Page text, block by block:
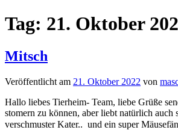
Tag: 21. Oktober
Mitsch
Veröffentlicht am 21. Oktober 2022 von
Hallo liebes Tierheim- Team, liebe Grüße
stomern zu können, aber liebt natürlich
verschmuster Kater.. und ein super